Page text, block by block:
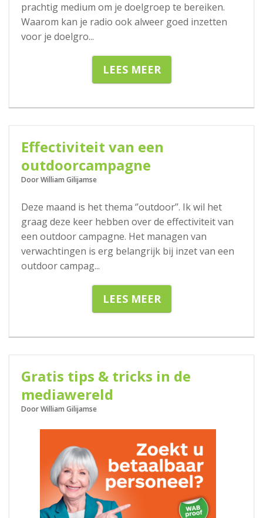
prachtig medium om je doelgroep te bereiken.
Waarom kan je radio ook alweer goed inzetten
voor je doelgro...
LEES MEER
23-01-2020
Effectiviteit van een
outdoorcampagne
Door William Gilijamse
Deze maand is het thema ‘’outdoor’’. Ik wil het
graag deze keer hebben over de effectiviteit van
een outdoor campagne. Het managen van
verwachtingen is erg belangrijk bij inzet van een
outdoor campag...
LEES MEER
17-01-2020
Gratis tips & tricks in de
mediawereld
Door William Gilijamse